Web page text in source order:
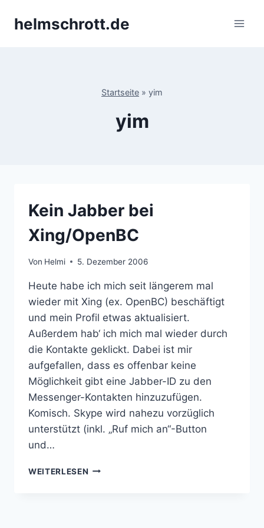
Inhalthelmschrott.de
Startseite » yim
yim
Kein Jabber bei
Xing/OpenBC
Von Helmi 5. Dezember 2006
Heute habe ich mich seit längerem mal
wieder mit Xing (ex. OpenBC) beschäftigt
und mein Profil etwas aktualisiert.
Außerdem hab‘ ich mich mal wieder durch
die Kontakte geklickt. Dabei ist mir
aufgefallen, dass es offenbar keine
Möglichkeit gibt eine Jabber-ID zu den
Messenger-Kontakten hinzuzufügen.
Komisch. Skype wird nahezu vorzüglich
unterstützt (inkl. „Ruf mich an“-Button
und…
WEITERLESEN KEIN